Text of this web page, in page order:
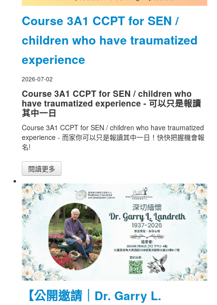
Course 3A1 CCPT for SEN /
children who have traumatized
experience
2026-07-02
Course 3A1 CCPT for SEN / children who
have traumatized experience - 可以只是報讀
其中一日
Course 3A1 CCPT for SEN / children who have traumatized
experience - 而家你可以只是報讀其中一日！快快把握機會報
名!
閱讀更多
【公開邀請｜Dr. Garry L.